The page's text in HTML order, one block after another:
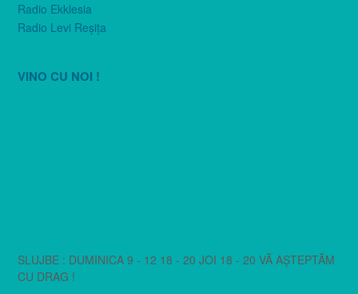
Radio Ekklesia
Radio Levi Reşiţa
VINO CU NOI !
SLUJBE : DUMINICA 9 - 12 18 - 20 JOI 18 - 20 VĂ AȘTEPTĂM
CU DRAG !